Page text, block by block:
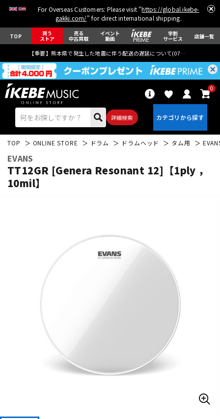
For Overseas Customers: Please visit "https://global.ikebe-
gakki.com/" for direct international shipping.
TOP 買う
ストア
売る
中古買取
イベント
動画
学割
サービス 店舗一覧
【重要】熊本県で発生した地震に伴う配送の遅延について(07月29日
詳細検索
0
ドラム パーカッション
管楽器 その他楽器
エフェクター
TOP ONLINE STORE ドラム ドラムヘッド タム用
EVANS
TT12GR [Genera Resonant 12]【1ply ，
10mil】